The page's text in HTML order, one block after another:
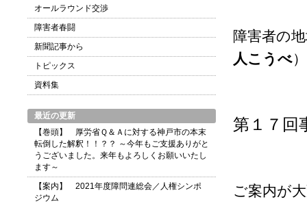
障害者の
人こうべ）
第１７回
ご案内が
オールラウンド交渉
障害者春闘
新聞記事から
トピックス
資料集
最近の更新
【巻頭】 厚労省Ｑ＆Ａに対する神戸市の本末
転倒した解釈！！？？ ～今年もご支援ありがと
うございました。来年もよろしくお願いいたし
ます～
【案内】 2021年度障問連総会／人権シンポ
ジウム